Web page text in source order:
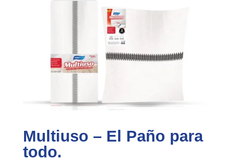
Multiuso – El Paño para
todo.